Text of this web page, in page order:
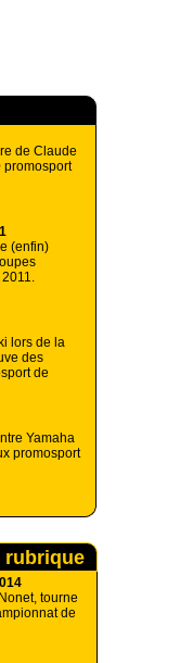
de Claude
promosport
(enfin)
lors de la
des
de
Yamaha
promosport
rubrique
tourne
de